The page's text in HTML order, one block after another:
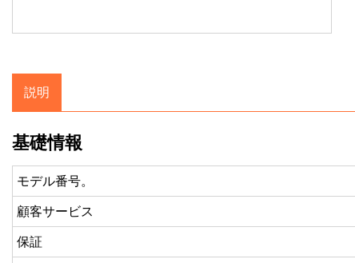
説明
基礎情報
モデル番号。
顧客サービス
保証